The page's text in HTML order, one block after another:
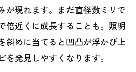
が現れます。まだ直径数ミリで
倍近くに成長することも。照明
斜めに当てると凹凸が浮かび上
発見しやすくなります。